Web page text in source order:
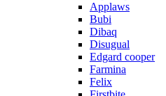
Applaws
Bubi
Dibaq
Disugual
Edgard cooper
Farmina
Felix